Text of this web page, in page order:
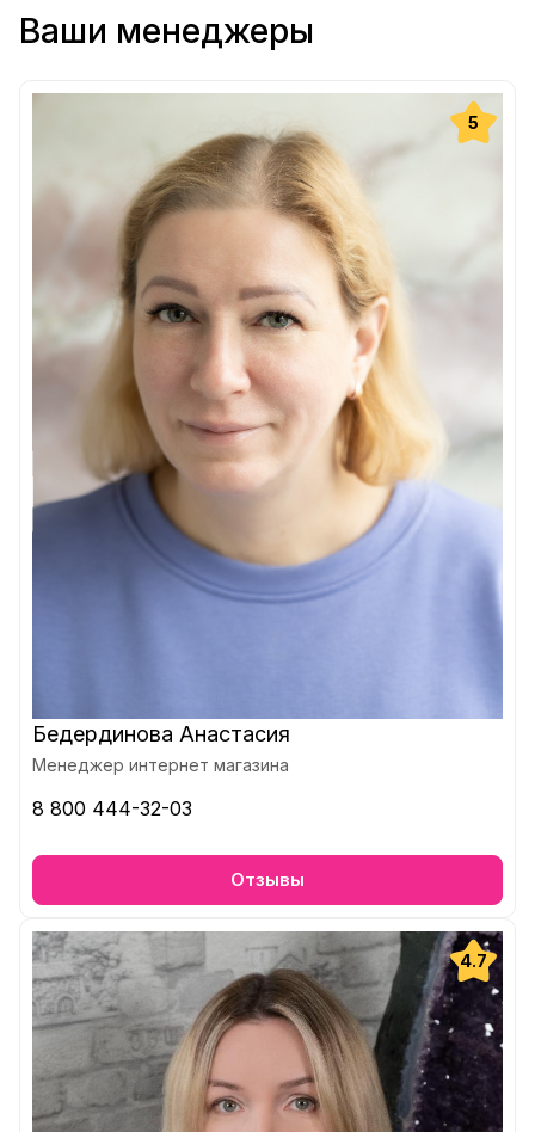
Ваши менеджеры
5
Бедердинова Анастасия
Менеджер интернет магазина
8 800 444-32-03
Отзывы
4.7